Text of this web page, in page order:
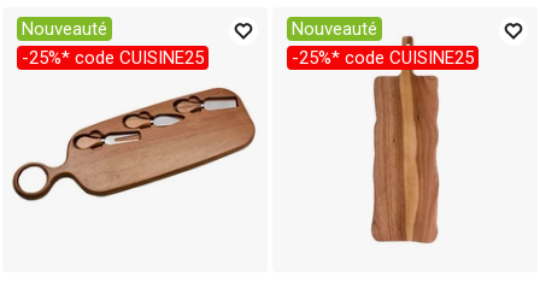
Nouveauté
-25%* code CUISINE25
Nouveauté
-25%* code CUISINE25